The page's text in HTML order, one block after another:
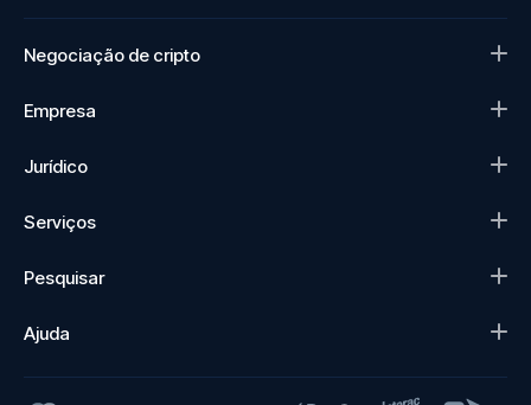
Negociação de cripto
Empresa
Jurídico
Serviços
Pesquisar
Ajuda